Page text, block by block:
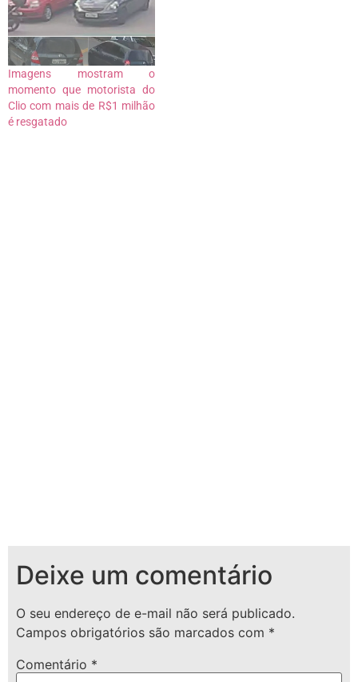
Imagens mostram o
momento que motorista do
Clio com mais de R$1 milhão
é resgatado
Deixe um comentário
O seu endereço de e-mail não será publicado.
Campos obrigatórios são marcados com *
Comentário *